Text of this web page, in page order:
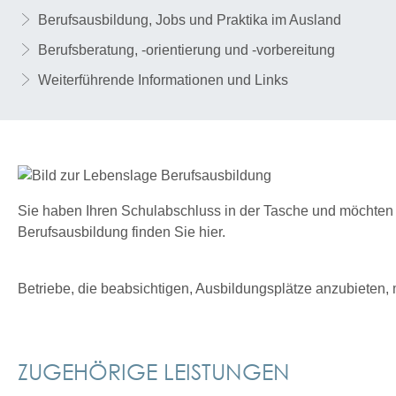
Berufsausbildung, Jobs und Praktika im Ausland
Berufsberatung, -orientierung und -vorbereitung
Weiterführende Informationen und Links
Sie haben Ihren Schulabschluss in der Tasche und
Berufsausbildung finden Sie hier.
Betriebe, die beabsichtigen, Ausbildungsplätze
ZUGEHÖRIGE LEISTUNGEN